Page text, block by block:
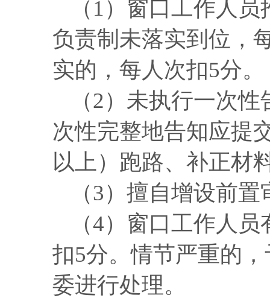
（ 1）窗口工作人
负责制未落实到位，
实的，每人次扣5分。
（2）未执行一次性
次性完整地告知应提
以上）跑路、补正材
（3）擅自增设前置
（4）窗口工作人员
扣5分。情节严重的
委进行处理。